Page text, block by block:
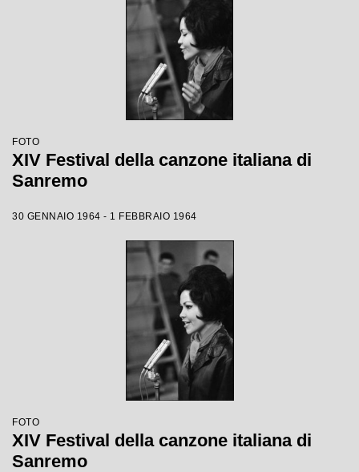
FOTO
XIV Festival della canzone italiana di
Sanremo
30 GENNAIO 1964 - 1 FEBBRAIO 1964
FOTO
XIV Festival della canzone italiana di
Sanremo